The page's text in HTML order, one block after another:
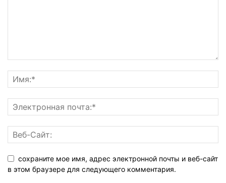
сохраните мое имя, адрес электронной почты и веб-сайт
в этом браузере для следующего комментария.